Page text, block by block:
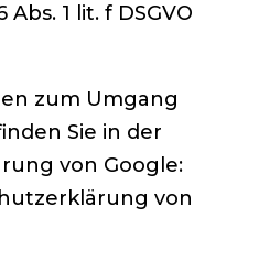
1 lit. f DSGVO
zum Umgang
Sie in der
von Google:
von